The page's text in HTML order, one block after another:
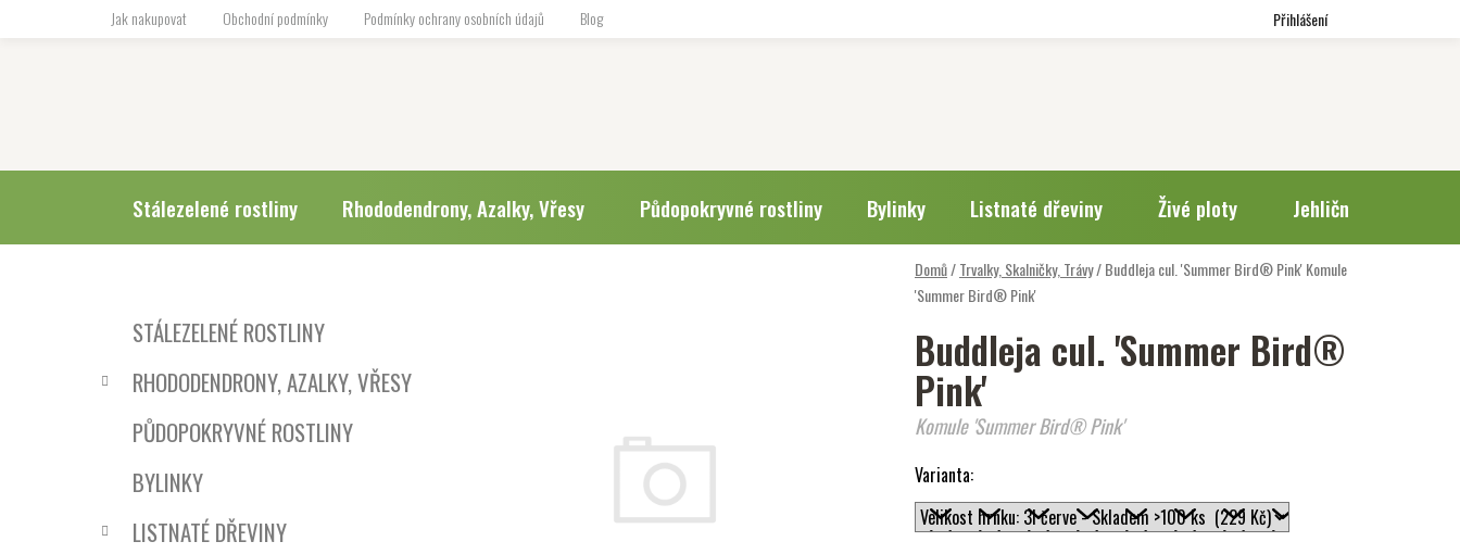
Jak nakupovat Obchodní podmínky Podmínky ochrany osobních údajů Blog Přihlášení
Stálezelené rostliny Rhododendrony, Azalky, Vřesy Půdopokryvné rostliny Bylinky Listnaté dřeviny Živé ploty Jehličnany
Domů/Trvalky, Skalničky, Trávy/Buddleja cul. 'Summer Bird® Pink'Komule
'Summer Bird® Pink'
Přeskočit
kategorie
e
STÁLEZELENÉ ROSTLINY
RHODODENDRONY, AZALKY, VŘESY
PŮDOPOKRYVNÉ ROSTLINY
BYLINKY
LISTNATÉ DŘEVINY
Buddleja cul. 'Summer Bird®
Pink'
Komule 'Summer Bird® Pink'
Varianta: